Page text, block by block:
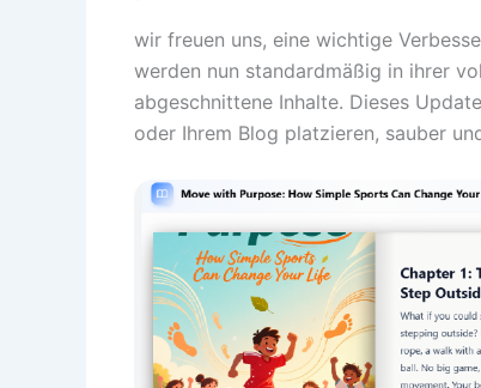
wir freuen uns, eine wichtige
werden nun standardmäßig in ihrer
abgeschnittene Inhalte. Dieses
oder Ihrem Blog platzieren, sauber